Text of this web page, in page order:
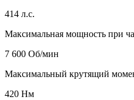
414 л.с.
Максимальная мощность при
7 600 Об/мин
Максимальный крутящий
420 Нм